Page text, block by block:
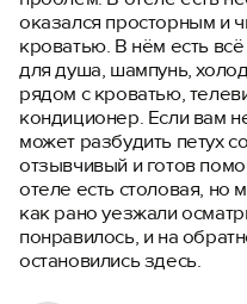
оказался просторным и
кроватью. В нём есть
для душа, шампунь,
рядом с кроватью,
кондиционер. Если вам
может разбудить петух
отзывчивый и готов
отеле есть столовая, но
как рано уезжали
понравилось, и на
остановились здесь.